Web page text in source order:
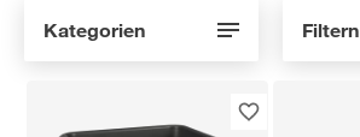
Kategorien Filtern